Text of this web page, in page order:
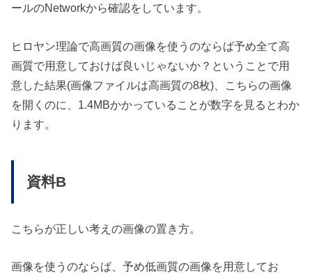
ールのNetworkから確認をしています。
ヒロヤン理論で高画質の画像を使うのならば予め全て高
画質で用意しておけば良いじゃないか？ということで用
意した結果(画像ファイルは高画質の8枚)、こちらの画像
を開くのに、1.4MBかかっていることが数字を見るとわか
ります。
資料B
こちらが正しい考えの画像の置き方。
画像を使うのならば、予め低画質の画像を用意してお